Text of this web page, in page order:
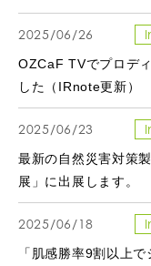
2025/06/26
OZCaF TVでプロデ
した（IRnote更新）
2025/06/23
最新の自然災害対策
展」に出展します。
2025/06/18
「肌感勝率9割以上